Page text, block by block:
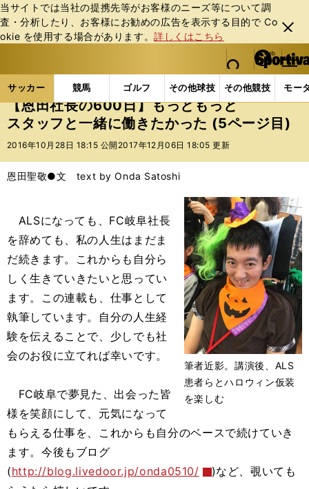
当サイトでは当社の提携先等がお客様のニーズ等について調
査・分析したり、お客様にお勧めの広告を表⽰する⽬的で Co
okie を使⽤する場合があります。詳しくはこちら
閉じ
る
web Sportiva (webスポルティーバ)
検索
マイペ
ー
ジ
メニュ
サッカー 競馬 ゴルフ その他球技 その他競技 モー
ス
ポ
ル
バ
サッカーの記事一覧 Jリーグ他 Jリーグ 【恩田
【恩田社長の600日】もっともっと
スタッフと一緒に働きたかった (5ページ目)
2016年10月28日 18:15 公開 2017年12月06日 18:05 更新
恩田聖敬●文 text by Onda Satoshi
筆者近影。講演後、ALS
患者らとハロウィン仮装
を楽しむ
ALSになっても、FC岐阜社長
を辞めても、私の人生はまだま
だ続きます。これからも自分ら
しく生きていきたいと思ってい
ます。この連載も、仕事として
執筆しています。自分の人生経
験を伝えることで、少しでも社
会のお役に立てれば幸いです。
FC岐阜で夢見た、出会った皆
様を笑顔にして、元気になって
もらえる仕事を、これからも自分のベースで続けていき
ます。今後もブログ
(http://blog.livedoor.jp/onda0510/
)など、覗いても